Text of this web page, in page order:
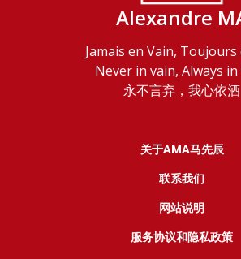
Alexandre
Jamais en Vain, Toujours
Never in vain, Always in
永不言弃，我心依酒
关于AMA马先辰
联系我们
网站说明
服务协议和隐私政策